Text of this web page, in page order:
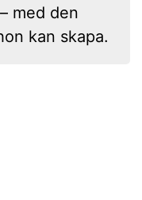
med den
kan skapa.